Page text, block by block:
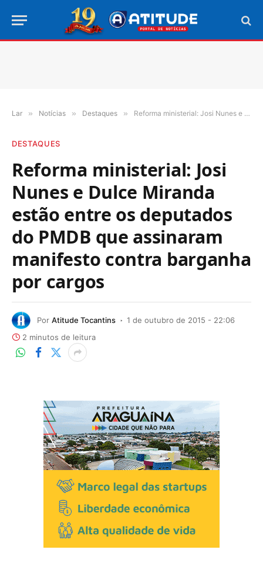
Lar » Notícias » Destaques » Reforma ministerial: Josi Nunes e Dulce Miranda estão entre os deputados do PMDB que assinaram manifesto contra barganha por cargos
DESTAQUES
Reforma ministerial: Josi
Nunes e Dulce Miranda
estão entre os deputados
do PMDB que assinaram
manifesto contra barganha
por cargos
Por Atitude Tocantins
1 de outubro de 2015 - 22:06
2 minutos de leitura